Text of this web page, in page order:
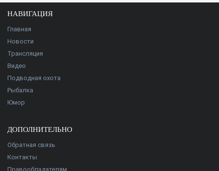
НАВИГАЦИЯ
Главная
Новости
Трансляция
Видео
Подводная охота
Рыбалка
Юмор
ДОПОЛНИТЕЛЬНО
Обратная связь
Контакты
Правообладателям